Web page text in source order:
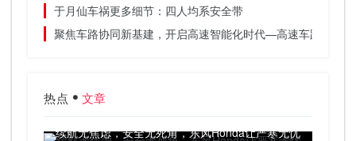
于月仙车祸更多细节：四人均系安全带
聚焦车路协同新基建，开启高速智能化时代—高速车路协同
热点 文章
续航无焦虑，安全无死角，东风Honda让严寒无忧